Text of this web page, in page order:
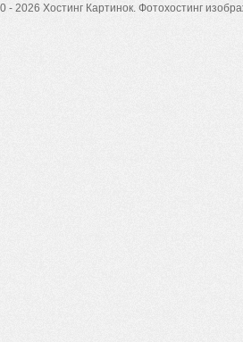
- 2026 Хостинг Картинок. Фотохостинг